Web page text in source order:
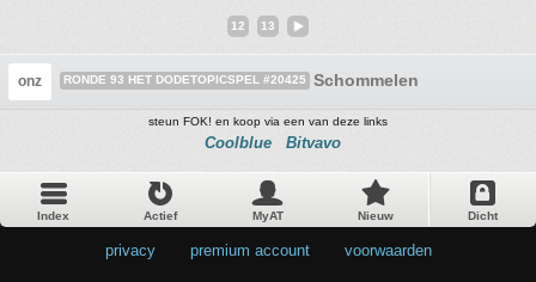
12 13
onz RONDE 93 HET DODETOPICSPEL #20425 Schommelen
steun FOK! en koop via een van deze links
Coolblue Bitvavo
Index Actief MyAT Nieuw Dicht
privacy premium account voorwaarden